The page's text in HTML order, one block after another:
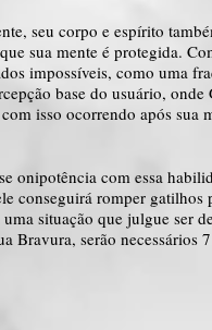
seu corpo e espírito
sua mente é protegida.
impossíveis, como uma
base do usuário,
isso ocorrendo após
onipotência com essa
conseguirá romper
situação que julgue ser
Bravura, serão